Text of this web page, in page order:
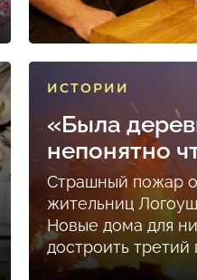
ИСТОРИИ
«Была
непонятно
Страшный пожар
жительниц
Новые дома для
достроить третий